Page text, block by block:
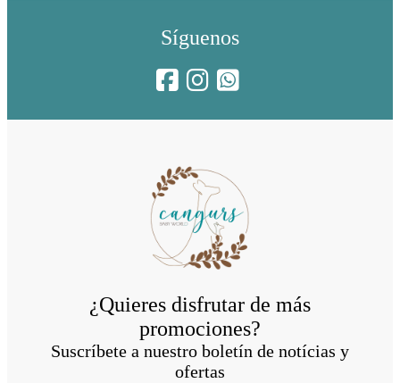
Síguenos
¿Quieres disfrutar de más
promociones?
Suscríbete a nuestro boletín de notícias y
ofertas